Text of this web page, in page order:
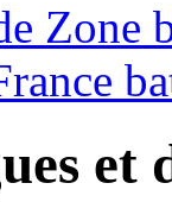
Zone
et